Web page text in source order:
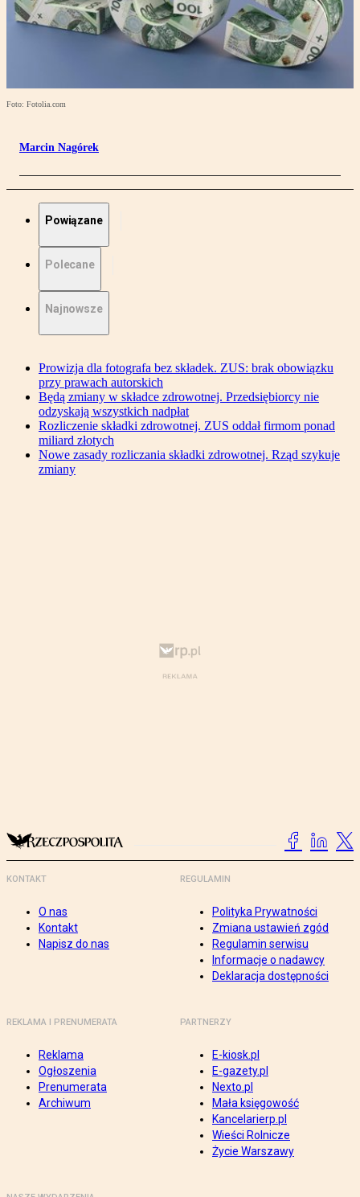
Foto: Fotolia.com
Marcin Nagórek
Powiązane
Polecane
Najnowsze
Prowizja dla fotografa bez składek. ZUS: brak obowiązku
przy prawach autorskich
Będą zmiany w składce zdrowotnej. Przedsiębiorcy nie
odzyskają wszystkich nadpłat
Rozliczenie składki zdrowotnej. ZUS oddał firmom ponad
miliard złotych
Nowe zasady rozliczania składki zdrowotnej. Rząd szykuje
zmiany
KONTAKT
O nas
Kontakt
Napisz do nas
REGULAMIN
Polityka Prywatności
Zmiana ustawień zgód
Regulamin serwisu
Informacje o nadawcy
Deklaracja dostępności
REKLAMA I PRENUMERATA
Reklama
Ogłoszenia
Prenumerata
Archiwum
PARTNERZY
E-kiosk.pl
E-gazety.pl
Nexto.pl
Mała księgowość
Kancelarierp.pl
Wieści Rolnicze
Życie Warszawy